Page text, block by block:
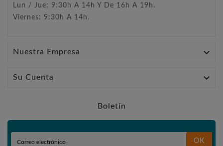
Lun / Jue: 9:30h A 14h Y De 16h A 19h.
Viernes: 9:30h A 14h.
Nuestra Empresa 
Su Cuenta 
Boletín
OK